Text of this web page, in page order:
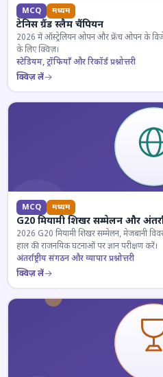
MCQ मध्यम
टेनिस ग्रैंड स्लैम चैंपियन
2026 में ऑस्ट्रेलियन ओपन और फ्रेंच ओपन के
के लिए क्विज़।
स्टेडियम, ट्रॉफियाँ और रिकॉर्ड प्रश्नोत्तरी
क्विज़ लें
MCQ मध्यम
G20 मियामी शिखर सम्मेलन और
2026 G20 मियामी शिखर सम्मेलन, मेजबानी
हाल की राजनयिक घटनाओं पर ज्ञान परीक्षण करें।
अंतर्राष्ट्रीय संगठन और व्यापार प्रश्नोत्तरी
क्विज़ लें